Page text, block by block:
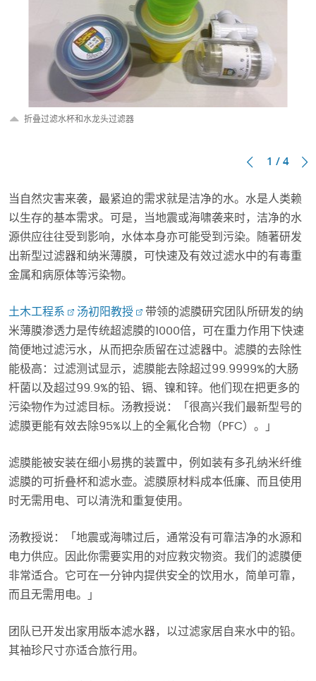
折叠过滤水杯和水龙头过滤器
1 / 4
当自然灾害来袭，最紧迫的需求就是洁净的水。水是人类赖
以生存的基本需求。可是，当地震或海啸袭来时，洁净的水
源供应往往受到影响，水体本身亦可能受到污染。随著研发
出新型过滤器和纳米薄膜，可快速及有效过滤水中的有毒重
金属和病原体等污染物。
土木工程系 汤初阳教授
带领的滤膜研究团队所研发的纳
米薄膜渗透力是传统超滤膜的1000倍，可在重力作用下快速
简便地过滤污水，从而把杂质留在过滤器中。滤膜的去除性
能极高：过滤测试显示，滤膜能去除超过99.9999%的大肠
杆菌以及超过99.9%的铅、镉、镍和锌。他们现在把更多的
污染物作为过滤目标。汤教授说：「很高兴我们最新型号的
滤膜更能有效去除95%以上的全氟化合物（PFC）。」
滤膜能被安装在细小易携的装置中，例如装有多孔纳米纤维
滤膜的可折叠杯和滤水壶。滤膜原材料成本低廉、而且使用
时无需用电、可以清洗和重复使用。
汤教授说：「地震或海啸过后，通常没有可靠洁净的水源和
电力供应。因此你需要实用的对应救灾物资。我们的滤膜便
非常适合。它可在一分钟内提供安全的饮用水，简单可靠，
而且无需用电。」
团队已开发出家用版本滤水器，以过滤家居自来水中的铅。
其袖珍尺寸亦适合旅行用。